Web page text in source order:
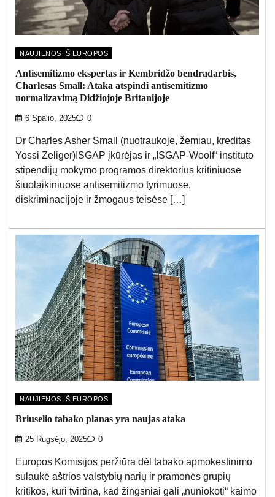
NAUJIENOS IŠ EUROPOS
Antisemitizmo ekspertas ir Kembridžo bendradarbis,
Charlesas Small: Ataka atspindi antisemitizmo
normalizavimą Didžiojoje Britanijoje
6 Spalio, 2025 0
Dr Charles Asher Small (nuotraukoje, žemiau, kreditas
Yossi Zeliger)ISGAP įkūrėjas ir „ISGAP-Woolf“ instituto
stipendijų mokymo programos direktorius kritiniuose
šiuolaikiniuose antisemitizmo tyrimuose,
diskriminacijoje ir žmogaus teisėse […]
NAUJIENOS IŠ EUROPOS
Briuselio tabako planas yra naujas ataka
25 Rugsėjo, 2025 0
Europos Komisijos peržiūra dėl tabako apmokestinimo
sulaukė aštrios valstybių narių ir pramonės grupių
kritikos, kuri tvirtina, kad žingsniai gali „nuniokoti“ kaimo